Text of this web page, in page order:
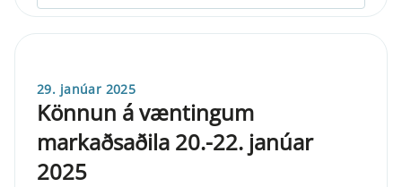
29. janúar 2025
Könnun á væntingum
markaðsaðila 20.-22. janúar
2025